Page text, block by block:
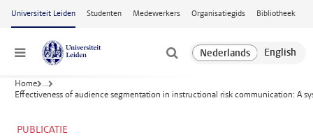
Ga naar hoofdinhoud
Universiteit Leiden Studenten Medewerkers Organisatiegids Bibliotheek
Menu
Home ...
Effectiveness of audience segmentation in instructional risk communication: A
PUBLICATIE